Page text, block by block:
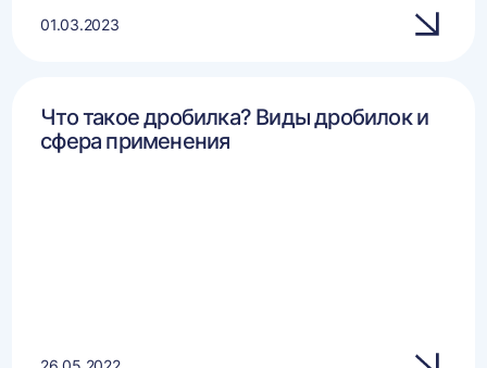
01.03.2023
Что такое дробилка? Виды дробилок и
сфера применения